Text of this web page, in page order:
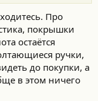
Про
покрышки
остаётся
ручки,
до покупки, а
в этом ничего